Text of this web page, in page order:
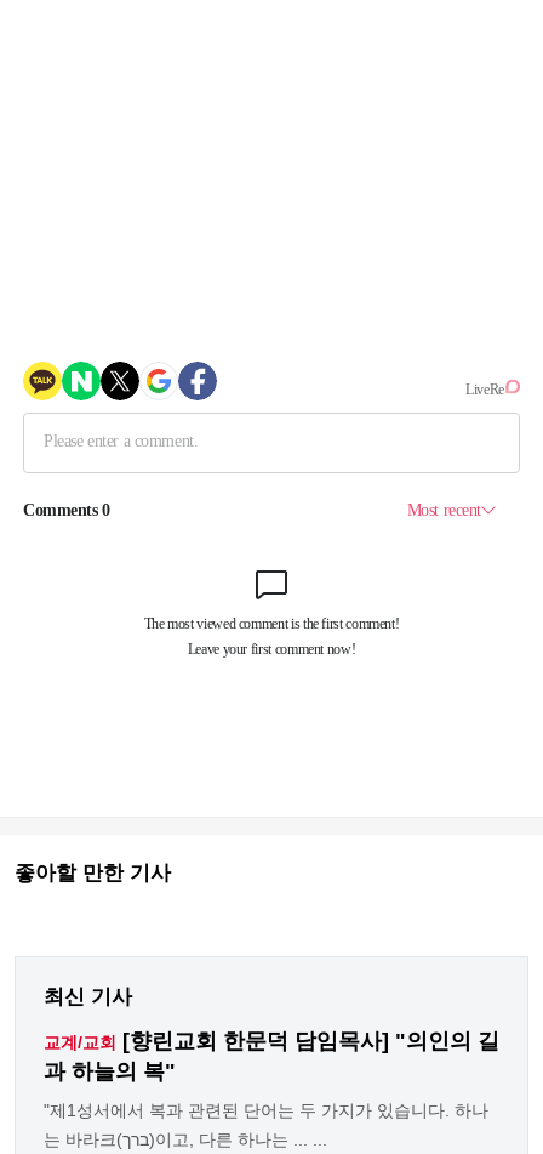
좋아할 만한 기사
최신 기사
교계/교회
[향린교회 한문덕 담임목사] "의인의 길
과 하늘의 복"
"제1성서에서 복과 관련된 단어는 두 가지가 있습니다. 하나
는 바라크(ברך)이고, 다른 하나는 ... ...